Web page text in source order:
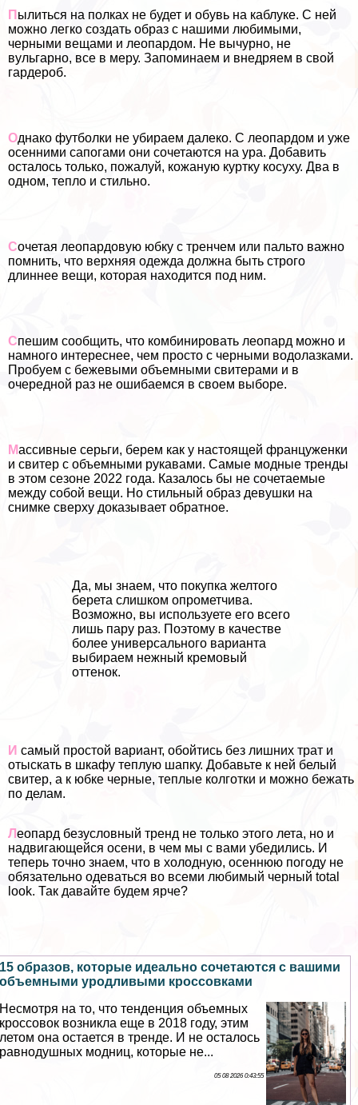
П ылиться на полках не будет и обувь на каблуке. С ней
можно легко создать образ с нашими любимыми,
черными вещами и леопардом. Не вычурно, не
вульгарно, все в меру. Запоминаем и внедряем в свой
гардероб.
Однако футболки не убираем далеко. С леопардом и уже
осенними сапогами они сочетаются на ура. Добавить
осталось только, пожалуй, кожаную куртку косуху. Два в
одном, тепло и стильно.
Сочетая леопардовую юбку с тренчем или пальто важно
помнить, что верхняя одежда должна быть строго
длиннее вещи, которая находится под ним.
Спешим сообщить, что комбинировать леопард можно и
намного интереснее, чем просто с черными водолазками.
Пробуем с бежевыми объемными свитерами и в
очередной раз не ошибаемся в своем выборе.
Массивные серьги, берем как у настоящей француженки
и свитер с объемными рукавами. Самые модные тренды
в этом сезоне 2022 года. Казалось бы не сочетаемые
между собой вещи. Но стильный образ дeвyшки на
снимке сверху доказывает обратное.
Да, мы знаем, что покупка желтого
берета слишком опрометчива.
Возможно, вы используете его всего
лишь пару раз. Поэтому в качестве
более универсального варианта
выбираем нежный кремовый
оттенок.
И самый простой вариант, обойтись без лишних трат и
отыскать в шкафу теплую шапку. Добавьте к ней белый
свитер, а к юбке черные, теплые колготки и можно бежать
по делам.
Леопард безусловный тренд не только этого лета, но и
надвигающейся осени, в чем мы с вами убедились. И
теперь точно знаем, что в холодную, осеннюю погоду не
обязательно одеваться во всеми любимый черный total
look. Так давайте будем ярче?
15 образов, которые идеально сочетаются с вашими
объемными уpoдливыми кроссовками
Несмотря на то, что тенденция объемных
кроссовок возникла еще в 2018 году, этим
летом она остается в тренде. И не осталось
равнодушных модниц, которые не...
05 08 2026 0:43:55